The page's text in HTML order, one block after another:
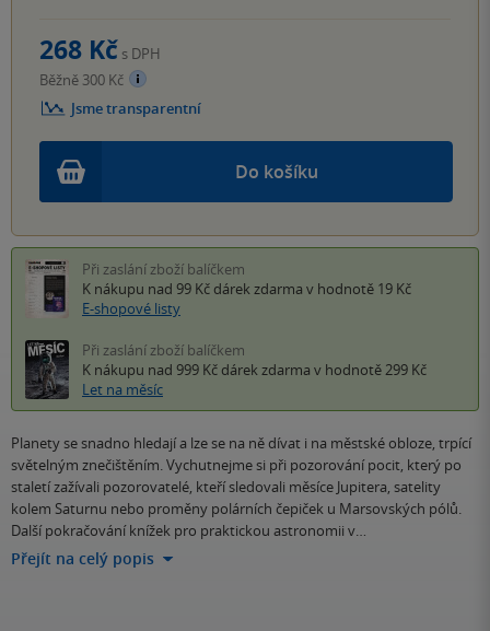
Do košíku
268 Kč s DPH
Běžně 300 Kč
Jsme transparentní
Při zaslání zboží balíčkem
K nákupu nad 99 Kč dárek zdarma v hodnotě 19 Kč
E-shopové listy
Při zaslání zboží balíčkem
K nákupu nad 999 Kč dárek zdarma v hodnotě 299 Kč
Let na měsíc
Planety se snadno hledají a lze se na ně dívat i na městské obloze, trpící
světelným znečištěním. Vychutnejme si při pozorování pocit, který po
staletí zažívali pozorovatelé, kteří sledovali měsíce Jupitera, satelity
kolem Saturnu nebo proměny polárních čepiček u Marsovských pólů.
Další pokračování knížek pro praktickou astronomii v…
Přejít na celý popis